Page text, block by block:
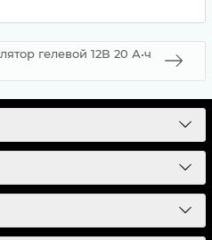
гелевой 12В 20 А•ч